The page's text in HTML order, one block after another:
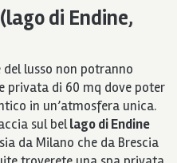
(lago di Endine,
lusso non potranno
privata di 60 mq dove poter
in un’atmosfera unica.
sul bellago di Endine
da Milano che da Brescia